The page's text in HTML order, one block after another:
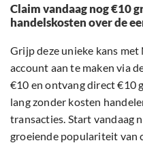
Claim vandaag nog €10
handelskosten over de
Grijp deze unieke kans
account aan te maken via
€10 en ontvang direct €10
lang zonder kosten
transacties. Start vandaag
groeiende populariteit van